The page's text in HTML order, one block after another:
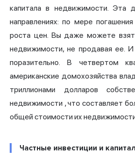
капиталав недвижимости. Эта
направлениях: по мере
роста цен. Вы даже можете
недвижимости, не продавая ее. И
поразительно. В четвертом
американские домохозяйства
триллионами долларов
недвижимости , что составляет
общей стоимости их
Частные инвестиции и